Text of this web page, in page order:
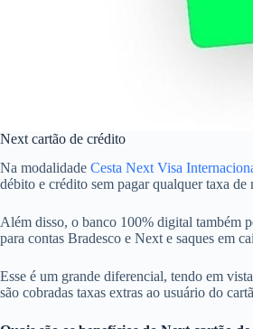
Next cartão de crédito
Na modalidade Cesta Next Visa
débito e crédito sem pagar qualquer taxa
Além disso, o banco 100% digital também
para contas Bradesco e Next e saques em
Esse é um grande diferencial, tendo em
são cobradas taxas extras ao usuário do